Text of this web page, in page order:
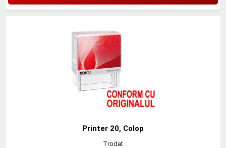
Printer 20, Colop
Trodat